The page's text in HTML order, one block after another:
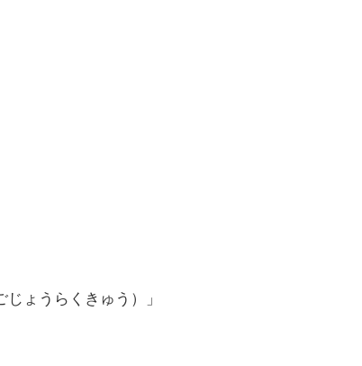
ょうらくきゅう）」